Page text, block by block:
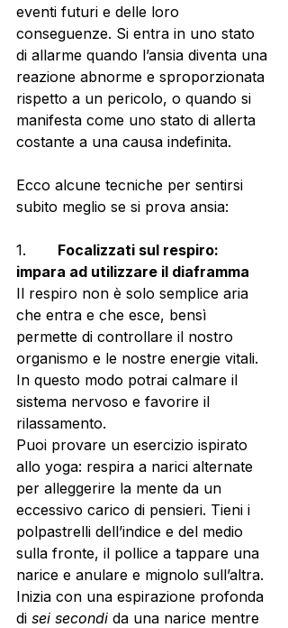
eventi futuri e delle loro
conseguenze. Si entra in uno stato
di allarme quando l’ansia diventa una
reazione abnorme e sproporzionata
rispetto a un pericolo, o quando si
manifesta come uno stato di allerta
costante a una causa indefinita.
Ecco alcune tecniche per sentirsi
subito meglio se si prova ansia:
1. Focalizzati sul respiro:
impara ad utilizzare il diaframma
Il respiro non è solo semplice aria
che entra e che esce, bensì
permette di controllare il nostro
organismo e le nostre energie vitali.
In questo modo potrai calmare il
sistema nervoso e favorire il
rilassamento.
Puoi provare un esercizio ispirato
allo yoga: respira a narici alternate
per alleggerire la mente da un
eccessivo carico di pensieri. Tieni i
polpastrelli dell’indice e del medio
sulla fronte, il pollice a tappare una
narice e anulare e mignolo sull’altra.
Inizia con una espirazione profonda
di sei secondi da una narice mentre